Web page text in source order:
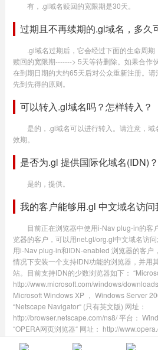
有，.gl域名赎回的宽限期是30天。
过期且不再续期的.gl域名，多久
.gl域名过期后，它会经过下面的生命周
赎回的宽限期-------> 5天等待删除。如果合作
在到期日期的大约65天后对公众重新注册。
先到先得的原则。
可以转入.gl域名吗？怎样转入？
是的，.gl域名可以进行转入。请注意，
效期。
是否为.gl 提供国际化域名(IDN)？
是的，提供。
我的客户能够用.gl 中文域名访问
目前正在浏览器中使用i-Nav plug-in的客
览器的客户，可以用net.gl/org.gl中文域名访
用i-Nav plug-in和IDN-enabled 浏览器的客户
情况下安装一个支持IDN功能的浏览器，并用
站。目前支持IDN的少数浏览器如下：
http://www.microsoft.com/windows/
Microsoft Windows XP ， Windows Server
“Netscape Navigator“ (只有英文版) 网址：
http://browser.netscape.com/ns8/ 平台：
“OPERA网页浏览器“ 网址： http://